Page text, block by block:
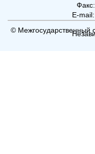
E-
© Межгосударственный